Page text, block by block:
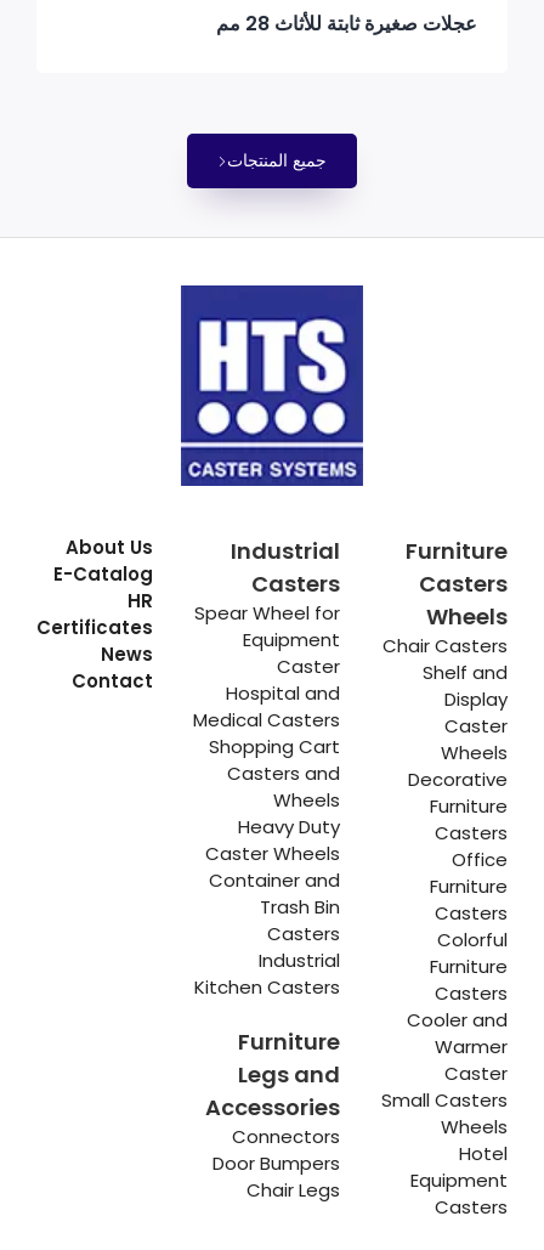
عجلات صغيرة ثابتة للأثاث 28 مم
جميع المنتجات
Furniture
Casters
Wheels
Chair Casters
Shelf and
Display
Caster
Wheels
Decorative
Furniture
Casters
Office
Furniture
Casters
Colorful
Furniture
Casters
Cooler and
Warmer
Caster
Small Casters
Wheels
Hotel
Equipment
Casters
Industrial
Casters
Spear Wheel for
Equipment
Caster
Hospital and
Medical Casters
Shopping Cart
Casters and
Wheels
Heavy Duty
Caster Wheels
Container and
Trash Bin
Casters
Industrial
Kitchen Casters
Furniture
Legs and
Accessories
Connectors
Door Bumpers
Chair Legs
About Us
E-Catalog
HR
Certificates
News
Contact